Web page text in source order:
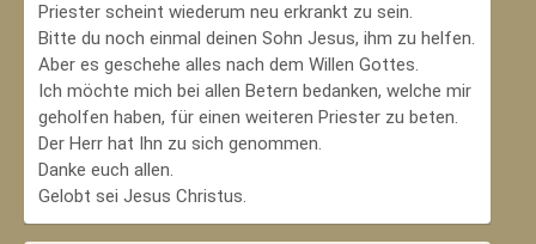
Priester scheint wiederum neu erkrankt zu sein.
Bitte du noch einmal deinen Sohn Jesus, ihm zu helfen.
Aber es geschehe alles nach dem Willen Gottes.
Ich möchte mich bei allen Betern bedanken, welche mir
geholfen haben, für einen weiteren Priester zu beten.
Der Herr hat Ihn zu sich genommen.
Danke euch allen.
Gelobt sei Jesus Christus.